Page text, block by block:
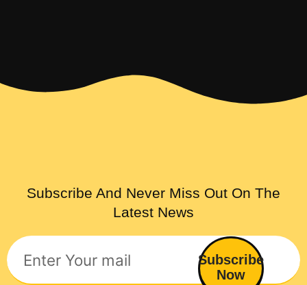
Subscribe And Never Miss Out On The
Latest News
Subscribe
Now